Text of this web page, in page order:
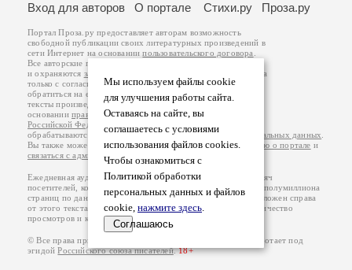
Мы используем файлы cookie
для улучшения работы сайта.
Оставаясь на сайте, вы
соглашаетесь с условиями
использования файлов cookies.
Чтобы ознакомиться с
Политикой обработки
персональных данных и файлов
cookie, нажмите здесь.
Соглашаюсь
Вход для авторов
О портале Стихи.ру Проза.ру
Портал Проза.ру предоставляет авторам возможность
свободной публикации своих литературных произведений в
сети Интернет на основаниипользовательского договора
Все авторские права на произведения принадлежат авторам
и охраняются законом
. Перепечатка произведений возможна
только с согласия его автора, к которому вы можете
обратиться на его авторской странице. Ответственность за
тексты произведений авторы несут самостоятельно на
основанииправил публикацииизаконодательства
Российской Федерации
обрабатываются на основанииПолитики обработки персональных данных
Вы также можете посмотреть более подробнуюинформацию о портале и
связаться с администрацией
Ежедневная аудитория портала Проза.ру – порядка 100 тысяч
посетителей, которые в общей сумме просматривают более полумиллиона
страниц по данным счетчика посещаемости, который расположен справа
от этого текста. В каждой графе указано по две цифры: количество
просмотров и количество посетителей.
© Все права принадлежат авторам, 2000-2026. Портал работает под
эгидойРоссийского союза писателей.18+